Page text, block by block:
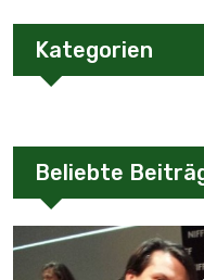
Kategorien
Beliebte